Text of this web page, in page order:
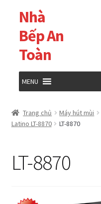
Đi
đến
Điều
hướng
Chuyển
đến
nội
dung
Nhà
Bếp An
Toàn
MENU
Giỏ hàng
Trang chủ Máy hút mùi
Latino LT-8870
LT-8870
LT-8870